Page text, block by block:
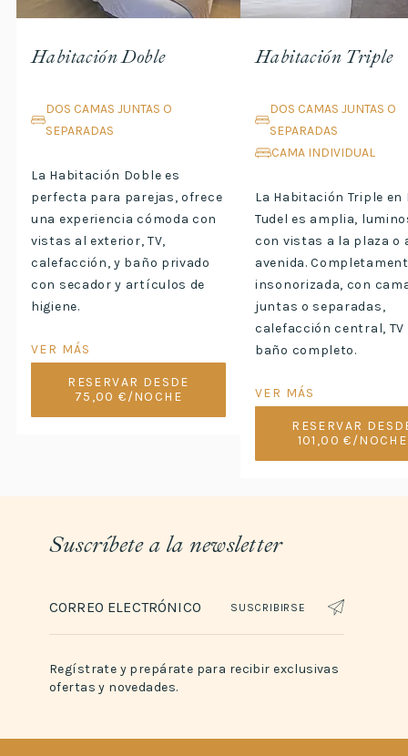
Habitación Doble
DOS CAMAS JUNTAS O
SEPARADAS
La Habitación Doble es
perfecta para parejas, ofrece
una experiencia cómoda con
vistas al exterior, TV,
calefacción, y baño privado
con secador y artículos de
higiene.
VER MÁS
RESERVAR DESDE
75,00 €/NOCHE
Habitación Triple
DOS CAMAS JUNTAS O
SEPARADAS
CAMA INDIVIDUAL
La Habitación Triple en
Tudel es amplia,
con vistas a la plaza o
avenida.
insonorizada, con
juntas o separadas,
calefacción central, TV
baño completo.
VER MÁS
RESERVAR
101,00 €/NOCHE
Suscríbete a la newsletter
SUSCRIBIRSE
Regístrate y prepárate para recibir exclusivas
ofertas y novedades.